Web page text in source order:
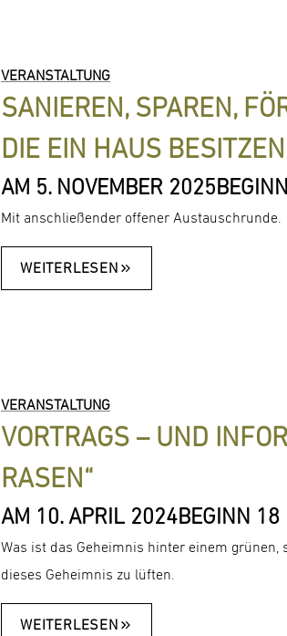
VERANSTALTUNG
SANIEREN, SPAREN,
DIE EIN HAUS
AM 5. NOVEMBER 2025
Mit anschließender offener Austauschrunde.
WEITERLESEN
VERANSTALTUNG
VORTRAGS – UND
RASEN“
AM 10. APRIL 2024BEGINN 18
Was ist das Geheimnis hinter einem grünen,
dieses Geheimnis zu lüften.
WEITERLESEN